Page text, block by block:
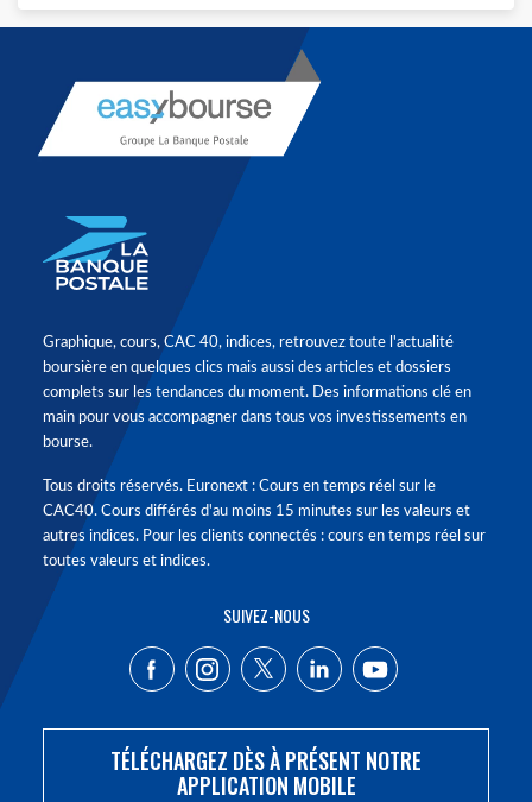
Graphique, cours, CAC 40, indices, retrouvez toute l'actualité
boursière en quelques clics mais aussi des articles et dossiers
complets sur les tendances du moment. Des informations clé en
main pour vous accompagner dans tous vos investissements en
bourse.
Tous droits réservés. Euronext : Cours en temps réel sur le
CAC40. Cours différés d'au moins 15 minutes sur les valeurs et
autres indices. Pour les clients connectés : cours en temps réel sur
toutes valeurs et indices.
SUIVEZ-NOUS
TÉLÉCHARGEZ DÈS À PRÉSENT NOTRE
APPLICATION MOBILE